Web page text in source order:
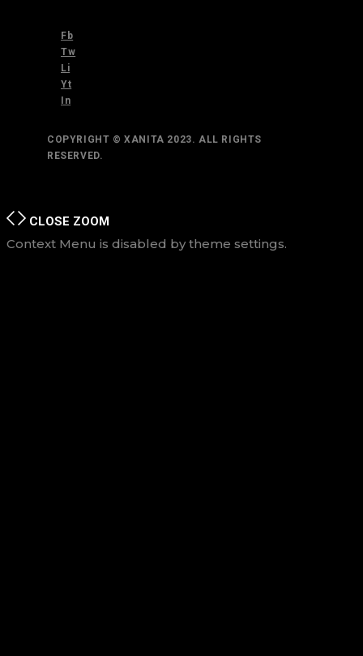
Fb
Tw
Li
Yt
In
COPYRIGHT © XANITA 2023. ALL RIGHTS
RESERVED.
CLOSE ZOOM
Context Menu is disabled by theme settings.